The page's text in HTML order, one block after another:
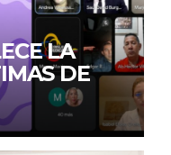
LA
DE